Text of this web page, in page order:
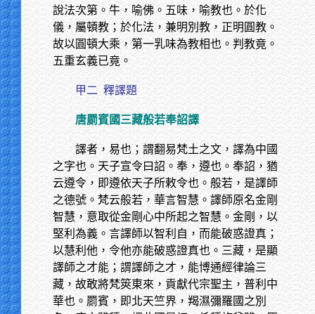
說法次第。牛，喻佛。五味，喻教也。於化
儀，屬頓教；於化法，兼明別教，正明圓教。
故以圓頓大乘，第一乳味為教相也。判教竟。
五重玄義已竟。
甲二 釋譯題
唐罽賓國三藏般若奉詔譯
譯者，易也；謂翻易梵土之文，譯為中國
之字也。天子宣令曰詔。奉，遵也。奉詔，猶
云遵令，即遵依天子所敕令也。般若，是譯師
之德號。梵云般若，華言智慧。譯師原名金剛
智慧，意取從金剛心中所起之智慧。金剛，以
堅利為義。言譯師以智利自，而能破惑證真；
以慧利他，令他亦能破惑證真也。三藏，是顯
譯師之才能；謂譯師之才，能博通經律論三
藏，故敢將梵筴東來，貢獻代宗聖主，普利中
華也。罽賓，即北天竺界，羯濕彌羅國之別